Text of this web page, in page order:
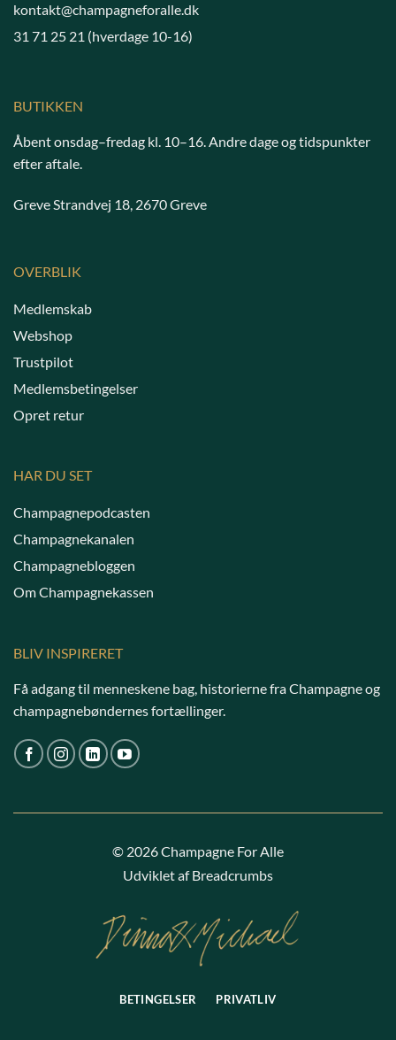
kontakt@champagneforalle.dk
31 71 25 21 (hverdage 10-16)
BUTIKKEN
Åbent onsdag–fredag kl. 10–16. Andre dage og tidspunkter
efter aftale.
Greve Strandvej 18, 2670 Greve
OVERBLIK
Medlemskab
Webshop
Trustpilot
Medlemsbetingelser
Opret retur
HAR DU SET
Champagnepodcasten
Champagnekanalen
Champagnebloggen
Om Champagnekassen
BLIV INSPIRERET
Få adgang til menneskene bag, historierne fra Champagne og
champagnebøndernes fortællinger.
© 2026 Champagne For Alle
Udviklet af Breadcrumbs
BETINGELSER PRIVATLIV